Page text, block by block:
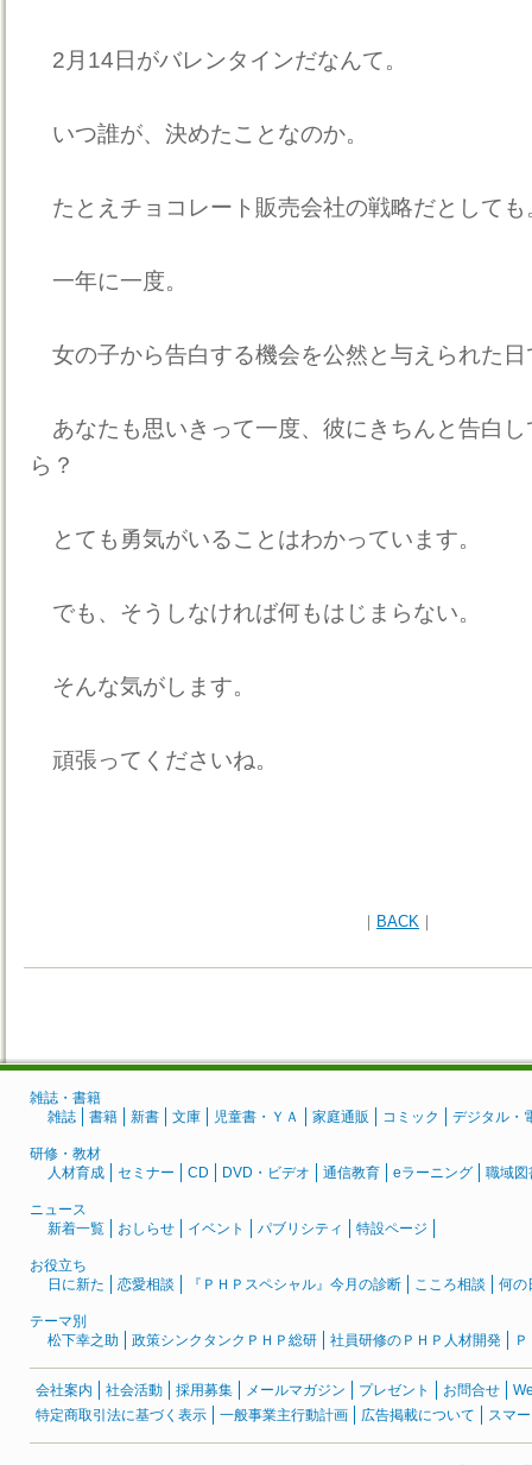
2月14日がバレンタインだなんて。
いつ誰が、決めたことなのか。
たとえチョコレート販売会社の戦略だとしても
一年に一度。
女の子から告白する機会を公然と与えられた日
あなたも思いきって一度、彼にきちんと告白し
ら？
とても勇気がいることはわかっています。
でも、そうしなければ何もはじまらない。
そんな気がします。
頑張ってくださいね。
｜ BACK ｜
雑誌・書籍
雑誌
書籍 新書 文庫 児童書・ＹＡ 家庭通販 コミック デジタル・
研修・教材
人材育成
セミナー CD DVD・ビデオ 通信教育 eラーニング 職域図
ニュース
新着一覧
おしらせ イベント パブリシティ 特設ページ
お役立ち
日に新た
恋愛相談 『ＰＨＰスペシャル』今月の診断 こころ相談 何の
テーマ別
松下幸之助
政策シンクタンクＰＨＰ総研 社員研修のＰＨＰ人材開発
会社案内 社会活動 採用募集 メールマガジン プレゼント お問合せ
特定商取引法に基づく表示
一般事業主行動計画 広告掲載について スマ